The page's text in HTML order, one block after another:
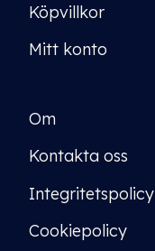
Köpvillkor
Mitt konto
Om
Kontakta oss
Integritetspolicy
Cookiepolicy